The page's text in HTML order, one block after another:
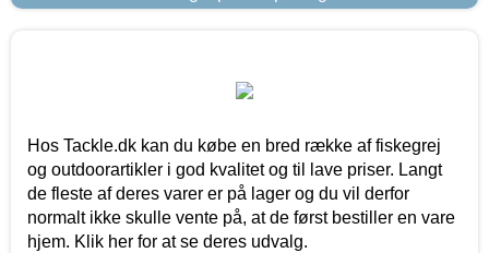
Hos Tackle.dk kan du købe en bred række af fiskegrej
og outdoorartikler i god kvalitet og til lave priser. Langt
de fleste af deres varer er på lager og du vil derfor
normalt ikke skulle vente på, at de først bestiller en vare
hjem. Klik her for at se deres udvalg.